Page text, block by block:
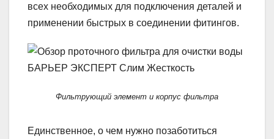
всех необходимых для подключения деталей и
применении быстрых в соединении фитингов.
Фильтрующий элемент и корпус фильтра
Единственное, о чем нужно позаботиться